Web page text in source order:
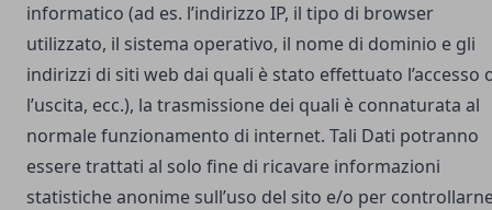
informatico (ad es. l’indirizzo IP, il tipo di browser
utilizzato, il sistema operativo, il nome di dominio e gli
indirizzi di siti web dai quali è stato effettuato l’accesso
l’uscita, ecc.), la trasmissione dei quali è connaturata al
normale funzionamento di internet. Tali Dati potranno
essere trattati al solo fine di ricavare informazioni
statistiche anonime sull’uso del sito e/o per